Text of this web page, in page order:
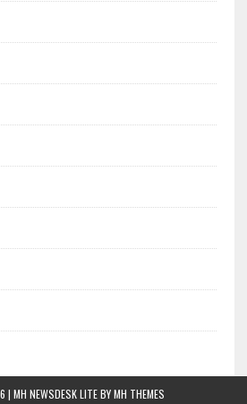
| MH NEWSDESK LITE BYMH THEMES